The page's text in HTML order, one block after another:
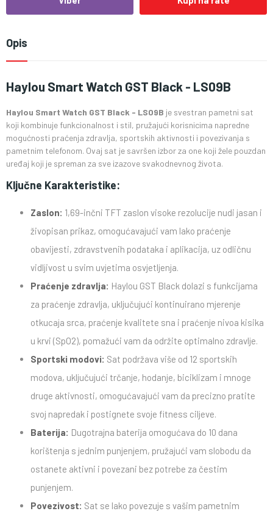
Opis
Haylou Smart Watch GST Black - LS09B
Haylou Smart Watch GST Black - LS09B je svestran pametni sat
koji kombinuje funkcionalnost i stil, pružajući korisnicima napredne
mogućnosti praćenja zdravlja, sportskih aktivnosti i povezivanja s
pametnim telefonom. Ovaj sat je savršen izbor za one koji žele pouzdan
uređaj koji je spreman za sve izazove svakodnevnog života.
Ključne Karakteristike:
Zaslon: 1,69-inčni TFT zaslon visoke rezolucije nudi jasan i
živopisan prikaz, omogućavajući vam lako praćenje
obavijesti, zdravstvenih podataka i aplikacija, uz odličnu
vidljivost u svim uvjetima osvjetljenja.
Praćenje zdravlja: Haylou GST Black dolazi s funkcijama
za praćenje zdravlja, uključujući kontinuirano mjerenje
otkucaja srca, praćenje kvalitete sna i praćenje nivoa kisika
u krvi (SpO2), pomažući vam da održite optimalno zdravlje.
Sportski modovi: Sat podržava više od 12 sportskih
modova, uključujući trčanje, hodanje, biciklizam i mnoge
druge aktivnosti, omogućavajući vam da precizno pratite
svoj napredak i postignete svoje fitness ciljeve.
Baterija: Dugotrajna baterija omogućava do 10 dana
korištenja s jednim punjenjem, pružajući vam slobodu da
ostanete aktivni i povezani bez potrebe za čestim
punjenjem.
Povezivost: Sat se lako povezuje s vašim pametnim